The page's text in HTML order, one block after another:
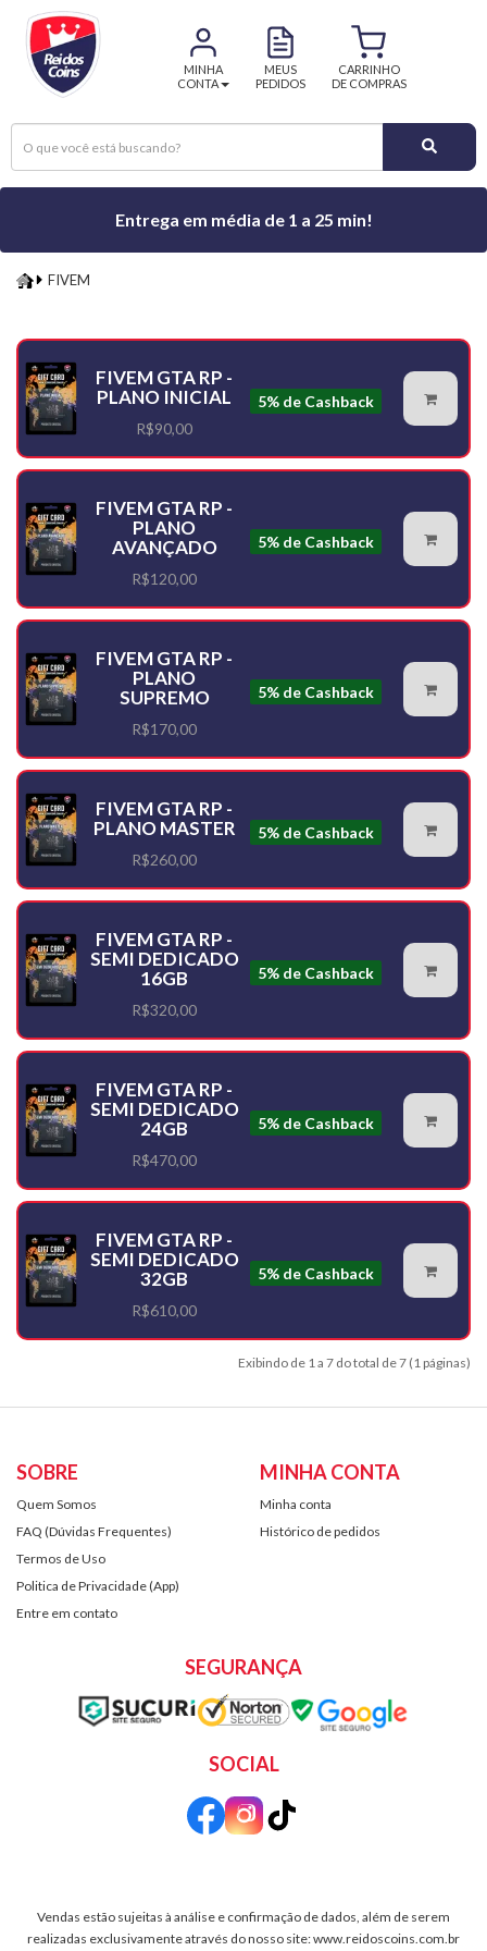
MINHA
CONTA
MEUS
PEDIDOS
CARRINHO
DE COMPRAS
Entrega em média de 1 a 25 min!
FIVEM
FIVEM GTA RP -
PLANO INICIAL
R$90,00
5% de Cashback
FIVEM GTA RP -
PLANO
AVANÇADO
R$120,00
5% de Cashback
FIVEM GTA RP -
PLANO
SUPREMO
R$170,00
5% de Cashback
FIVEM GTA RP -
PLANO MASTER
R$260,00
5% de Cashback
FIVEM GTA RP -
SEMI DEDICADO
16GB
R$320,00
5% de Cashback
FIVEM GTA RP -
SEMI DEDICADO
24GB
R$470,00
5% de Cashback
FIVEM GTA RP -
SEMI DEDICADO
32GB
R$610,00
5% de Cashback
Exibindo de 1 a 7 do total de 7 (1 páginas)
SOBRE
Quem Somos
FAQ (Dúvidas Frequentes)
Termos de Uso
Politica de Privacidade (App)
Entre em contato
MINHA CONTA
Minha conta
Histórico de pedidos
SEGURANÇA
SOCIAL
Vendas estão sujeitas à análise e confirmação de dados, além de serem
realizadas exclusivamente através do nosso site: www.reidoscoins.com.br